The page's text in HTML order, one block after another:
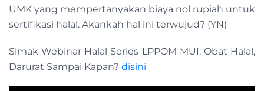
UMK yang mempertanyakan biaya nol rupiah untuk
sertifikasi halal. Akankah hal ini terwujud? (YN)
Simak Webinar Halal Series LPPOM MUI: Obat Halal,
Darurat Sampai Kapan? disini